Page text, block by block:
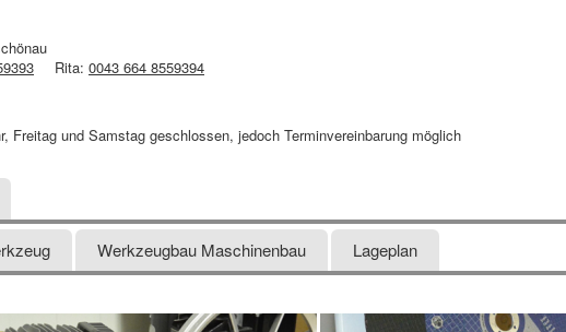
Rita: 0043 664 8559394
Freitag und Samstag geschlossen, jedoch Terminvereinbarung möglich
Werkzeugbau Maschinenbau Lageplan